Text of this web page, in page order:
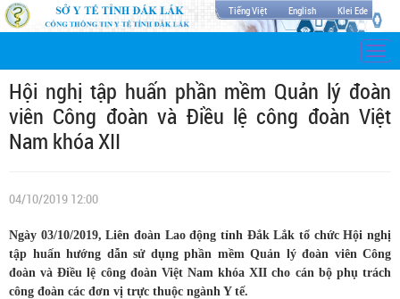
Tiếng Việt English Klei Ede
Hội nghị tập huấn phần mềm Quản lý đoàn
viên Công đoàn và Điều lệ công đoàn Việt
Nam khóa XII
04/10/2019 12:00
Ngày 03/10/2019, Liên đoàn Lao động tỉnh Đắk Lắk tổ chức Hội nghị
tập huấn hướng dẫn sử dụng phần mềm Quản lý đoàn viên Công
đoàn và Điều lệ công đoàn Việt Nam khóa XII cho cán bộ phụ trách
công đoàn các đơn vị trực thuộc ngành Y tế.